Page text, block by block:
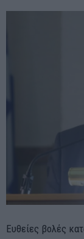
Ευθείες βολές